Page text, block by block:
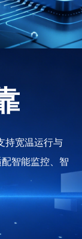
持宽温运行与
智能监控、智